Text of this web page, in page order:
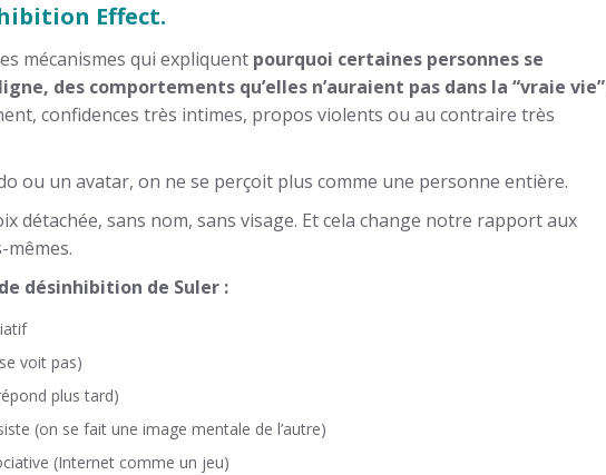
Effect.
mécanismes qui expliquent pourquoi certaines personnes se
des comportements qu’elles n’auraient pas dans la “vraie vie”
confidences très intimes, propos violents ou au contraire très
ou un avatar, on ne se perçoit plus comme une personne entière.
détachée, sans nom, sans visage. Et cela change notre rapport aux
désinhibition de Suler :
voit pas)
plus tard)
(on se fait une image mentale de l’autre)
(Internet comme un jeu)